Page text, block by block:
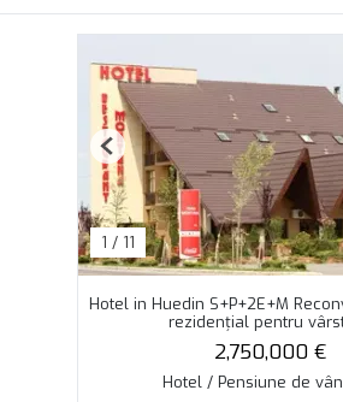
1 / 11
Previous
Hotel in Huedin S+P+2E+M
rezidențial pentru
2,750,000 €
Hotel / Pensiune de